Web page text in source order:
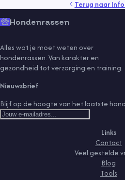
verzorging
Terug naar
Hondenrassen
Alles wat je moet weten over
hondenrassen. Van karakter en
gezondheid tot verzorging en training.
Nieuwsbrief
Blijf op de hoogte van het laatste
Links
Contact
Veel gestelde
Blog
Tools